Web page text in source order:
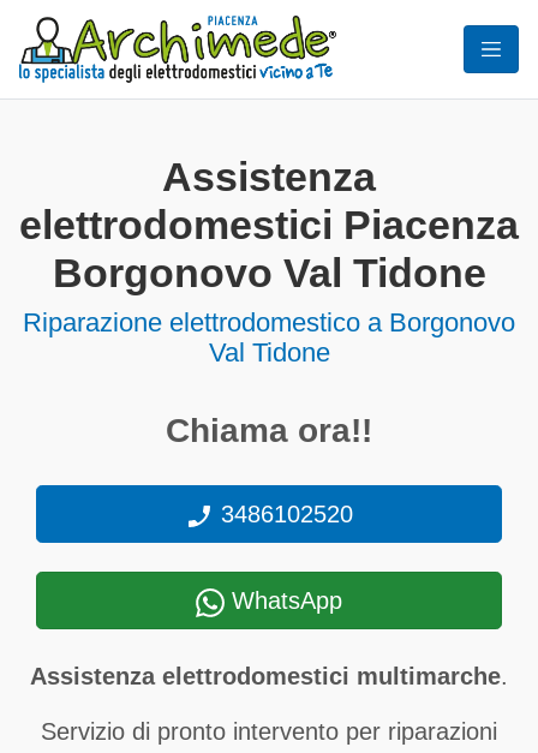
Assistenza
elettrodomestici Piacenza
Borgonovo Val Tidone
Riparazione elettrodomestico a Borgonovo
Val Tidone
Chiama ora!!
3486102520
WhatsApp
Assistenza elettrodomestici multimarche.
Servizio di pronto intervento per riparazioni